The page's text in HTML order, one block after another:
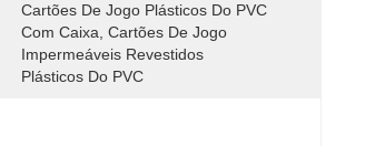
Cartões De Jogo Plásticos Do PVC
Com Caixa, Cartões De Jogo
Impermeáveis Revestidos
Plásticos Do PVC